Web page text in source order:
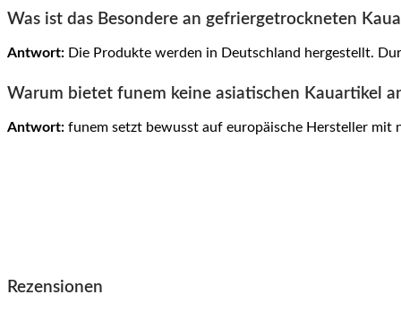
Was ist das Besondere an gefriergetrockneten
Antwort: Die Produkte werden in Deutschland hergestellt.
Warum bietet funem keine asiatischen Kauartikel
Antwort: funem setzt bewusst auf europäische Hersteller
Rezensionen